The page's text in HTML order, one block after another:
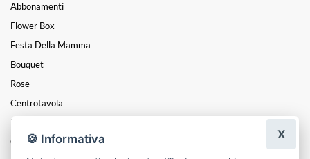
Abbonamenti
Flower Box
Festa Della Mamma
Bouquet
Rose
Centrotavola
Mazzi
Coroncine
🍪 Informativa X